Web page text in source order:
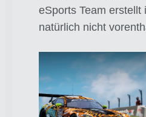
eSports Team
natürlich nicht